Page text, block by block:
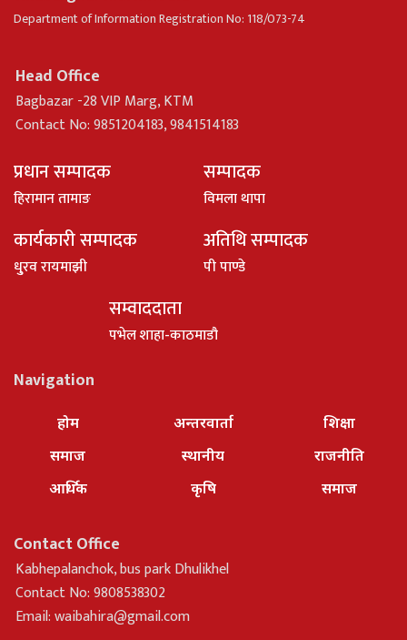
Department of Information Registration No: 118/073-74
Head Office
Bagbazar -28 VIP Marg, KTM
Contact No: 9851204183, 9841514183
प्रधान सम्पादक
हिरामान तामाङ
सम्पादक
विमला थापा
कार्यकारी सम्पादक
धु्रव रायमाझी
अतिथि सम्पादक
पी पाण्डे
सम्वाददाता
पभेल शाहा-काठमाडौ
Navigation
होम
समाज
आर्थिक
अन्तरवार्ता
स्थानीय
कृषि
शिक्षा
राजनीति
समाज
Contact Office
Kabhepalanchok, bus park Dhulikhel
Contact No: 9808538302
Email:waibahira@gmail.com